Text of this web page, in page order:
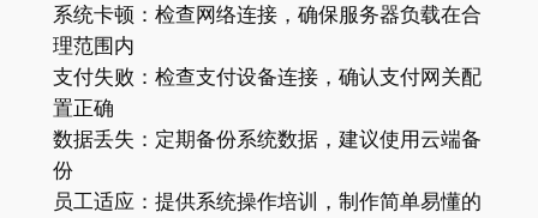
系统卡顿：检查网络连接，确保服务器负载在合
理范围内
支付失败：检查支付设备连接，确认支付网关配
置正确
数据丢失：定期备份系统数据，建议使用云端备
份
员工适应：提供系统操作培训，制作简单易懂的